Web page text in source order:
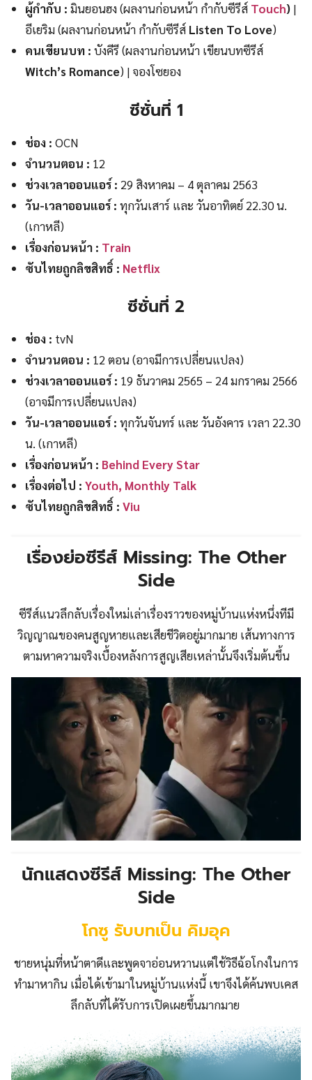
ผู้กำกับ : มินยอนฮง (ผลงานก่อนหน้า กำกับซีรีส์ Touch) |
อีเยริม (ผลงานก่อนหน้า กำกับซีรีส์ Listen To Love)
คนเขียนบท : บังคีรี (ผลงานก่อนหน้า เขียนบทซีรีส์
Witch’s Romance) | จองโซยอง
ซีซั่นที่ 1
ช่อง :OCN
จำนวนตอน : 12
ช่วงเวลาออนแอร์ : 29 สิงหาคม – 4 ตุลาคม 2563
วัน-เวลาออนแอร์ :ทุกวันเสาร์ และ วันอาทิตย์ 22.30 น.
(เกาหลี)
เรื่องก่อนหน้า : Train
ซับไทยถูกลิขสิทธิ์ : Netflix
ซีซั่นที่ 2
ช่อง : tvN
จำนวนตอน : 12 ตอน (อาจมีการเปลี่ยนแปลง)
ช่วงเวลาออนแอร์ : 19 ธันวาคม 2565 – 24 มกราคม 2566
(อาจมีการเปลี่ยนแปลง)
วัน-เวลาออนแอร์ :ทุกวันจันทร์ และ วันอังคาร เวลา 22.30
น. (เกาหลี)
เรื่องก่อนหน้า : Behind Every Star
เรื่องต่อไป :Youth, Monthly Talk
ซับไทยถูกลิขสิทธิ์ :Viu
เรื่องย่อซีรีส์ Missing: The Other
Side
ซีรีส์แนวลึกลับเรื่องใหม่เล่าเรื่องราวของหมู่บ้านแห่งหนึ่งทีมี
วิญญาณของคนสูญหายและเสียชีวิตอยู่มากมาย เส้นทางการ
ตามหาความจริงเบื้องหลังการสูญเสียเหล่านั้นจึงเริ่มต้นขึ้น
นักแสดงซีรีส์ Missing: The Other
Side
โกซู รับบทเป็น คิมอุค
ชายหนุ่มที่หน้าตาดีและพูดจาอ่อนหวานแต่ใช้วิธีฉ้อโกงในการ
ทำมาหากิน เมื่อได้เข้ามาในหมู่บ้านแห่งนี้ เขาจึงได้ค้นพบเคส
ลึกลับที่ได้รับการเปิดเผยขึ้นมากมาย